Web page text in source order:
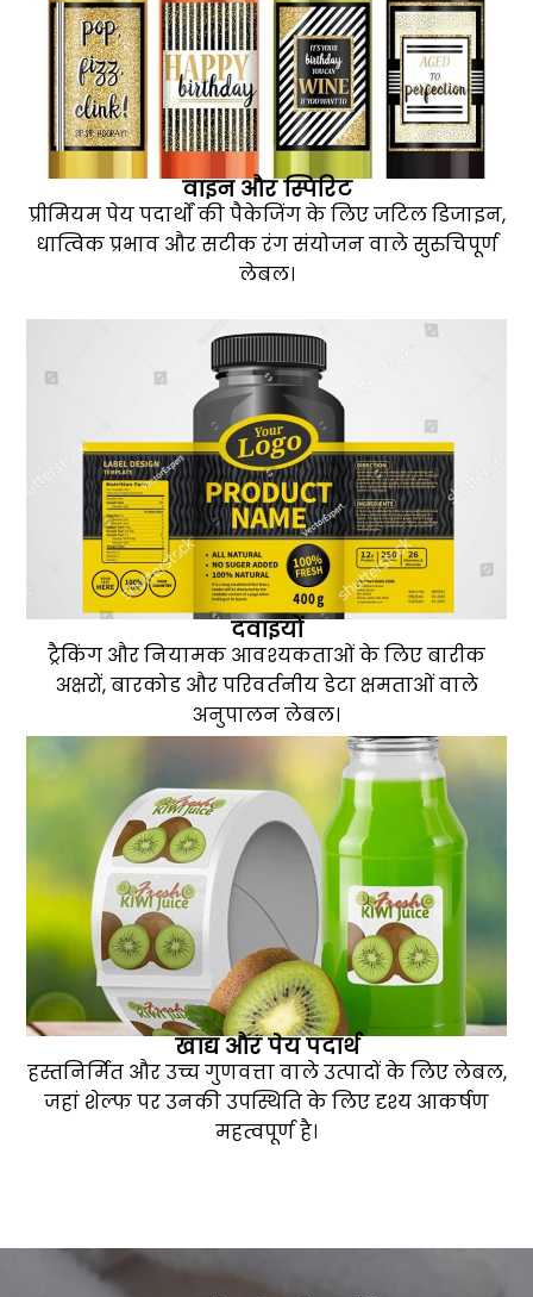
वाइन और स्पिरिट
प्रीमियम पेय पदार्थों की पैकेजिंग के लिए जटिल डिजाइन,
धात्विक प्रभाव और सटीक रंग संयोजन वाले सुरुचिपूर्ण
लेबल।
दवाइयों
ट्रैकिंग और नियामक आवश्यकताओं के लिए बारीक
अक्षरों, बारकोड और परिवर्तनीय डेटा क्षमताओं वाले
अनुपालन लेबल।
खाद्य और पेय पदार्थ
हस्तनिर्मित और उच्च गुणवत्ता वाले उत्पादों के लिए लेबल,
जहां शेल्फ पर उनकी उपस्थिति के लिए दृश्य आकर्षण
महत्वपूर्ण है।